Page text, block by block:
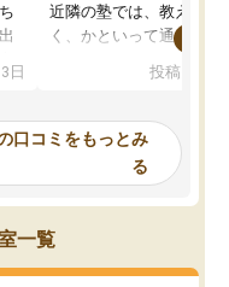
日
近隣の塾では、教えても
く、かといって通うには
可能なので本当に助か
らないところをピンポイ
頂いて、とてもわかり
していました。一生を
スト、多少お金がかかっ
思い切って入塾してよか
投稿日：
口コミをもっとみ
る
一覧